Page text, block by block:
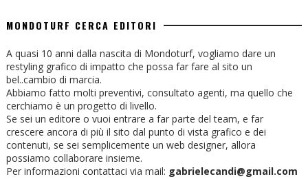
MONDOTURF CERCA EDITORI
A quasi 10 anni dalla nascita di Mondoturf, vogliamo dare un
restyling grafico di impatto che possa far fare al sito un
bel..cambio di marcia.
Abbiamo fatto molti preventivi, consultato agenti, ma quello che
cerchiamo è un progetto di livello.
Se sei un editore o vuoi entrare a far parte del team, e far
crescere ancora di più il sito dal punto di vista grafico e dei
contenuti, se sei semplicemente un web designer, allora
possiamo collaborare insieme.
Per informazioni contattaci via mail: gabrielecandi@gmail.com